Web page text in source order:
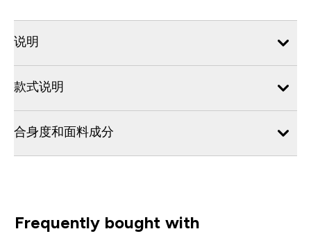
说明
款式说明
合身度和面料成分
Frequently bought with